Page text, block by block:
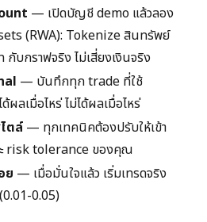
— เปิดบัญชี demo แล้วลอง
(RWA): Tokenize สินทรัพย์
บกราฟจริง ไม่เสี่ยงเงินจริง
— บันทึกทุก trade ที่ใช้
ผลเมื่อไหร่ ไม่ได้ผลเมื่อไหร่
ตล์ — ทุกเทคนิคต้องปรับให้เข้า
risk tolerance ของคุณ
ย — เมื่อมั่นใจแล้ว เริ่มเทรดจริง
0.05)